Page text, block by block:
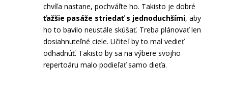
chvíľa nastane, pochváľte ho. Takisto je dobré
ťažšie pasáže striedať s jednoduchšími, aby
ho to bavilo neustále skúšať. Treba plánovať len
dosiahnuteľné ciele. Učiteľ by to mal vedieť
odhadnúť. Takisto by sa na výbere svojho
repertoáru malo podieľať samo dieťa.